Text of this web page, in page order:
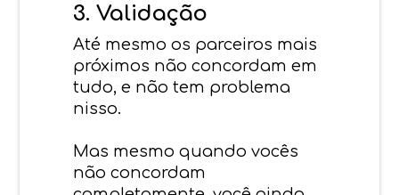
3. Validação
Até mesmo os parceiros mais
próximos não concordam em
tudo, e não tem problema
nisso.
Mas mesmo quando vocês
não concordam